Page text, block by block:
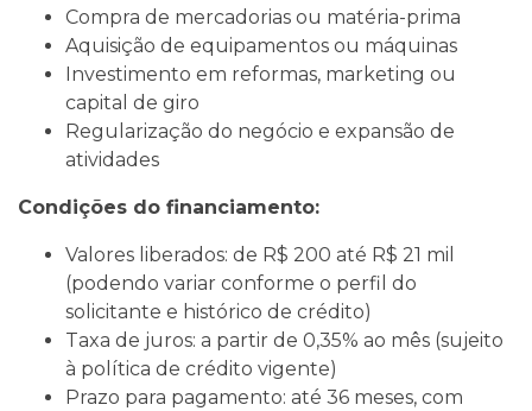
Compra de mercadorias ou matéria-prima
Aquisição de equipamentos ou máquinas
Investimento em reformas, marketing ou
capital de giro
Regularização do negócio e expansão de
atividades
Condições do financiamento:
Valores liberados: de R$ 200 até R$ 21 mil
(podendo variar conforme o perfil do
solicitante e histórico de crédito)
Taxa de juros: a partir de 0,35% ao mês (sujeito
à política de crédito vigente)
Prazo para pagamento: até 36 meses, com